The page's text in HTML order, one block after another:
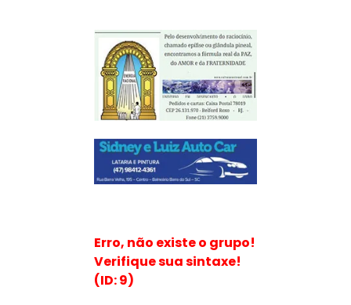
Erro, não existe o grupo!
Verifique sua sintaxe!
(ID: 9)